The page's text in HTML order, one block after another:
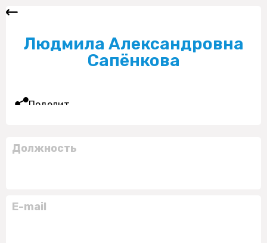
Людмила Александровна
Сапёнкова
Поделиться
Должность
E-mail